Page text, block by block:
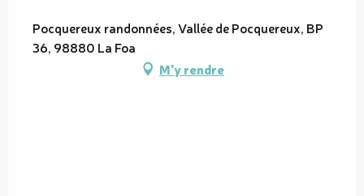
Pocquereux randonnées, Vallée de Pocquereux, BP
36, 98880 La Foa
M'y rendre